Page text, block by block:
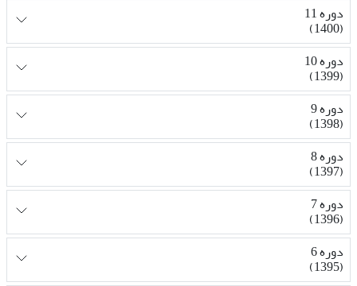
دوره 11
(1400)
دوره 10
(1399)
دوره 9
(1398)
دوره 8
(1397)
دوره 7
(1396)
دوره 6
(1395)